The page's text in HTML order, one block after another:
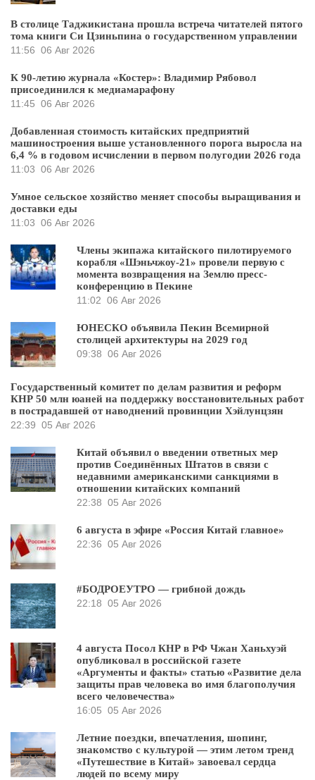
В столице Таджикистана прошла встреча читателей пятого
тома книги Си Цзиньпина о государственном управлении
11:56 06 Авг 2026
К 90-летию журнала «Костер»: Владимир Рябовол
присоединился к медиамарафону
11:45 06 Авг 2026
Добавленная стоимость китайских предприятий
машиностроения выше установленного порога выросла на
6,4 % в годовом исчислении в первом полугодии 2026 года
11:03 06 Авг 2026
Умное сельское хозяйство меняет способы выращивания и
доставки еды
11:03 06 Авг 2026
Члены экипажа китайского пилотируемого
корабля «Шэньчжоу-21» провели первую с
момента возвращения на Землю пресс-
конференцию в Пекине
11:02 06 Авг 2026
ЮНЕСКО объявила Пекин Всемирной
столицей архитектуры на 2029 год
09:38 06 Авг 2026
Государственный комитет по делам развития и реформ
КНР 50 млн юаней на поддержку восстановительных работ
в пострадавшей от наводнений провинции Хэйлунцзян
22:39 05 Авг 2026
Китай объявил о введении ответных мер
против Соединённых Штатов в связи с
недавними американскими санкциями в
отношении китайских компаний
22:38 05 Авг 2026
6 августа в эфире «Россия Китай главное»
22:36 05 Авг 2026
#БОДРОЕУТРО — грибной дождь
22:18 05 Авг 2026
4 августа Посол КНР в РФ Чжан Ханьхуэй
опубликовал в российской газете
«Аргументы и факты» статью «Развитие дела
защиты прав человека во имя благополучия
всего человечества»
16:05 05 Авг 2026
Летние поездки, впечатления, шопинг,
знакомство с культурой — этим летом тренд
«Путешествие в Китай» завоевал сердца
людей по всему миру